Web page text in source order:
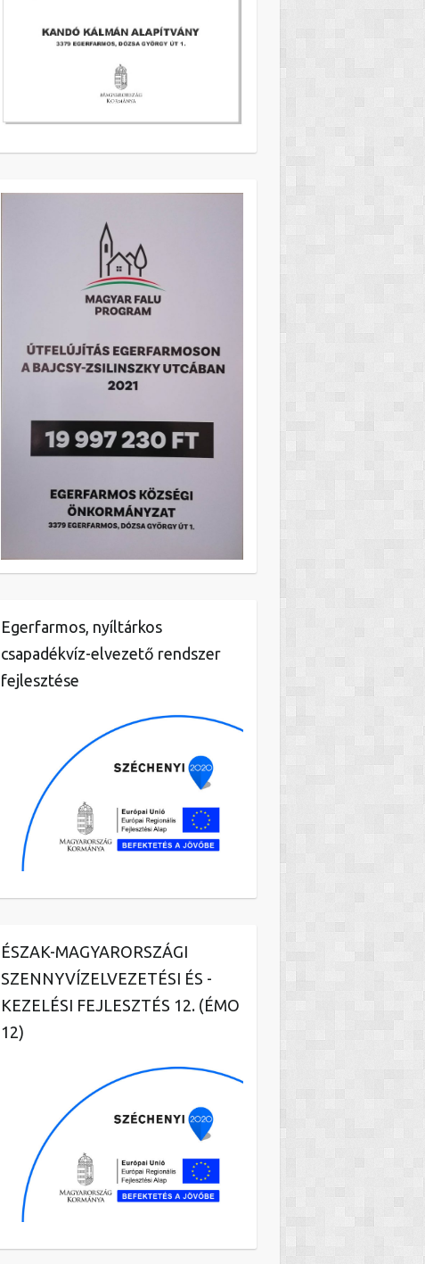
Egerfarmos, nyíltárkos
csapadékvíz-elvezető rendszer
fejlesztése
ÉSZAK-MAGYARORSZÁGI
SZENNYVÍZELVEZETÉSI ÉS -
KEZELÉSI FEJLESZTÉS 12. (ÉMO
12)